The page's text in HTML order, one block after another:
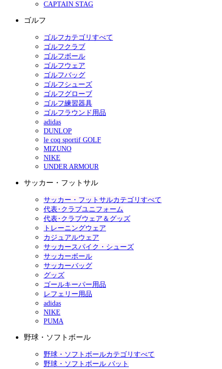
CAPTAIN STAG
ゴルフ
ゴルフカテゴリすべて
ゴルフクラブ
ゴルフボール
ゴルフウェア
ゴルフバッグ
ゴルフシューズ
ゴルフグローブ
ゴルフ練習器具
ゴルフラウンド用品
adidas
DUNLOP
le coq sportif GOLF
MIZUNO
NIKE
UNDER ARMOUR
サッカー・フットサル
サッカー・フットサルカテゴリすべて
代表･クラブユニフォーム
代表･クラブウェア＆グッズ
トレーニングウェア
カジュアルウェア
サッカースパイク・シューズ
サッカーボール
サッカーバッグ
グッズ
ゴールキーパー用品
レフェリー用品
adidas
NIKE
PUMA
野球・ソフトボール
野球・ソフトボールカテゴリすべて
野球・ソフトボール バット